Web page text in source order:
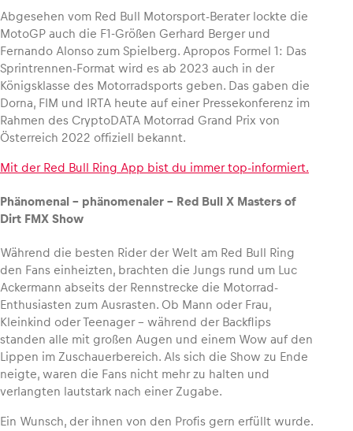
Abgesehen vom Red Bull Motorsport-Berater lockte die
MotoGP auch die F1-Größen Gerhard Berger und
Fernando Alonso zum Spielberg. Apropos Formel 1: Das
Sprintrennen-Format wird es ab 2023 auch in der
Königsklasse des Motorradsports geben. Das gaben die
Dorna, FIM und IRTA heute auf einer Pressekonferenz im
Rahmen des CryptoDATA Motorrad Grand Prix von
Österreich 2022 offiziell bekannt.
Mit der Red Bull Ring App bist du immer top-informiert.
Phänomenal – phänomenaler – Red Bull X Masters of
Dirt FMX Show
Während die besten Rider der Welt am Red Bull Ring
den Fans einheizten, brachten die Jungs rund um Luc
Ackermann abseits der Rennstrecke die Motorrad-
Enthusiasten zum Ausrasten. Ob Mann oder Frau,
Kleinkind oder Teenager – während der Backflips
standen alle mit großen Augen und einem Wow auf den
Lippen im Zuschauerbereich. Als sich die Show zu Ende
neigte, waren die Fans nicht mehr zu halten und
verlangten lautstark nach einer Zugabe.
Ein Wunsch, der ihnen von den Profis gern erfüllt wurde.